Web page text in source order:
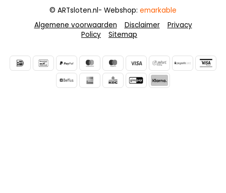
Algemene voorwaarden Disclaimer
Privacy
Policy
Sitemap
© ARTsloten.nl- Webshop: emarkable